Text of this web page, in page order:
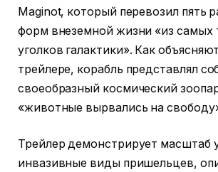
Maginot, который перевозил пять
форм внеземной жизни «из самых
уголков галактики». Как
трейлере, корабль представлял
своеобразный космический
«животные вырвались на
Трейлер демонстрирует масштаб
инвазивные виды пришельцев,